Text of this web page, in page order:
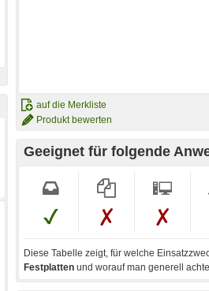
auf die Merkliste
Produkt bewerten
Geeignet für folgende
Diese Tabelle zeigt, für welche
Festplatten und worauf man generell